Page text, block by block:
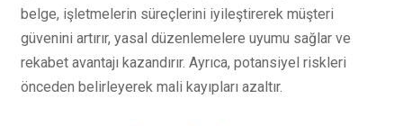
belge, işletmelerin süreçlerini iyileştirerek müşteri
güvenini artırır, yasal düzenlemelere uyumu sağlar ve
rekabet avantajı kazandırır. Ayrıca, potansiyel riskleri
önceden belirleyerek mali kayıpları azaltır.